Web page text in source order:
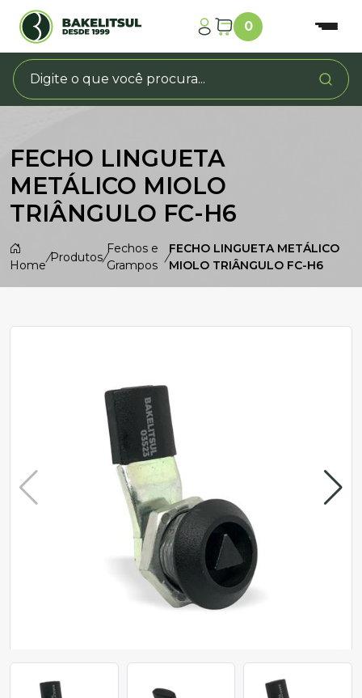
0
FECHO LINGUETA
METÁLICO MIOLO
TRIÂNGULO FC-H6
Home
/Produtos/
Fechos e
Grampos
/
FECHO LINGUETA METÁLICO
MIOLO TRIÂNGULO FC-H6